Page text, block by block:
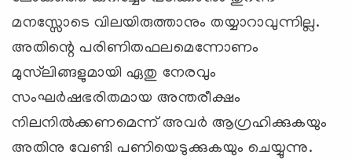
മനസ്സോടെ വിലയിരുത്താനും തയ്യാറാവുന്നില്ല.
അതിന്റെ പരിണിതഫലമെന്നോണം
മുസ്‌ലിങ്ങളുമായി ഏതു നേരവും
സംഘര്‍ഷഭരിതമായ അന്തരീക്ഷം
നിലനില്‍ക്കണമെന്ന് അവര്‍ ആഗ്രഹിക്കുകയും
അതിനു വേണ്ടി പണിയെടുക്കുകയും ചെയ്യുന്നു.